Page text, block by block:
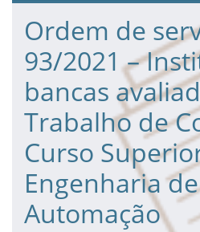
Fim da navegação
Início do conteúdo
Ordem de
93/2021 –
bancas
Trabalho de
Curso
Engenharia
Automação